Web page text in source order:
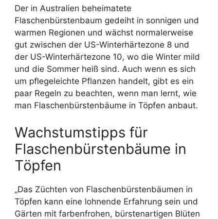
Der in Australien beheimatete
Flaschenbürstenbaum gedeiht in sonnigen und
warmen Regionen und wächst normalerweise
gut zwischen der US-Winterhärtezone 8 und
der US-Winterhärtezone 10, wo die Winter mild
und die Sommer heiß sind. Auch wenn es sich
um pflegeleichte Pflanzen handelt, gibt es ein
paar Regeln zu beachten, wenn man lernt, wie
man Flaschenbürstenbäume in Töpfen anbaut.
Wachstumstipps für
Flaschenbürstenbäume in
Töpfen
„Das Züchten von Flaschenbürstenbäumen in
Töpfen kann eine lohnende Erfahrung sein und
Gärten mit farbenfrohen, bürstenartigen Blüten